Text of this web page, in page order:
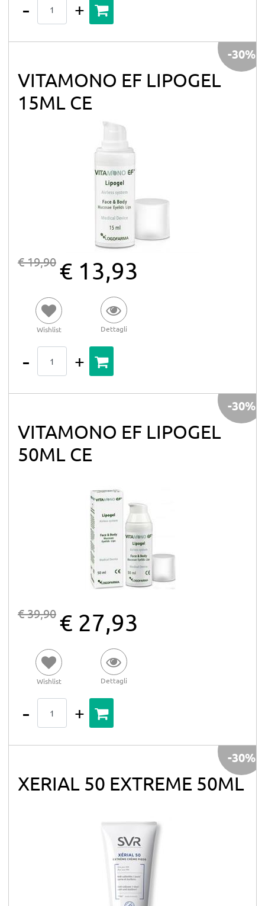
VITAMONO EF LIPOGEL
15ML CE
€ 19,90 € 13,93
Wishlist Dettagli
-30%
VITAMONO EF LIPOGEL
50ML CE
€ 39,90 € 27,93
Wishlist Dettagli
-30%
XERIAL 50 EXTREME 50ML
-30%